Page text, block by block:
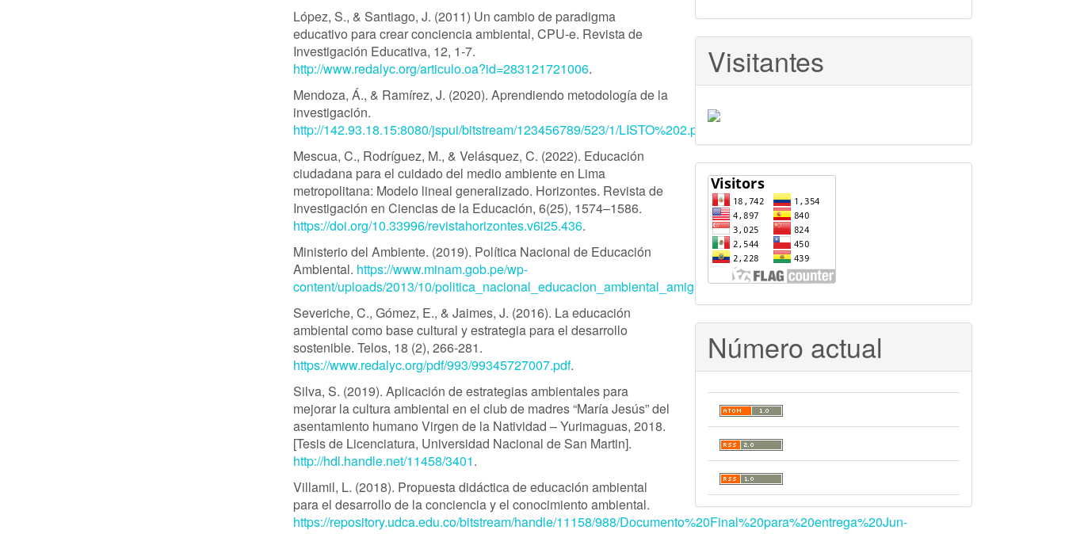
López, S., & Santiago, J. (2011) Un cambio de paradigma
educativo para crear conciencia ambiental, CPU-e. Revista de
Investigación Educativa, 12, 1-7.
http://www.redalyc.org/articulo.oa?id=283121721006.
Mendoza, Á., & Ramírez, J. (2020). Aprendiendo metodología de la
investigación.
http://142.93.18.15:8080/jspui/bitstream/123456789/523/1/LISTO%202.pdf.l
Mescua, C., Rodríguez, M., & Velásquez, C. (2022). Educación
ciudadana para el cuidado del medio ambiente en Lima
metropolitana: Modelo lineal generalizado. Horizontes. Revista de
Investigación en Ciencias de la Educación, 6(25), 1574–1586.
https://doi.org/10.33996/revistahorizontes.v6i25.436.
Ministerio del Ambiente. (2019). Política Nacional de Educación
Ambiental. https://www.minam.gob.pe/wp-
content/uploads/2013/10/politica_nacional_educacion_ambiental_amigable_11.pdf.
Severiche, C., Gómez, E., & Jaimes, J. (2016). La educación
ambiental como base cultural y estrategia para el desarrollo
sostenible. Telos, 18 (2), 266-281.
https://www.redalyc.org/pdf/993/99345727007.pdf.
Silva, S. (2019). Aplicación de estrategias ambientales para
mejorar la cultura ambiental en el club de madres “María Jesús” del
asentamiento humano Virgen de la Natividad – Yurimaguas, 2018.
[Tesis de Licenciatura, Universidad Nacional de San Martin].
http://hdl.handle.net/11458/3401.
Villamil, L. (2018). Propuesta didáctica de educación ambiental
para el desarrollo de la conciencia y el conocimiento ambiental.
https://repository.udca.edu.co/bitstream/handle/11158/988/Documento%20Final%20para%20entrega%20Jun-
Visitantes
VISITANTES
Número actual